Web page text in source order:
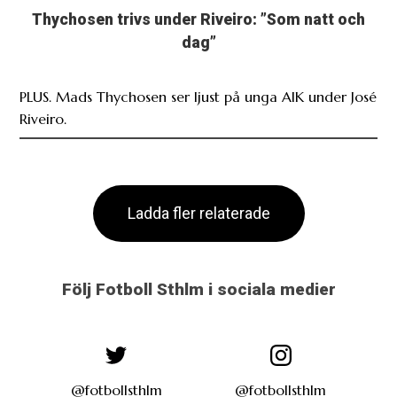
Thychosen trivs under Riveiro: ”Som natt och
dag”
PLUS. Mads Thychosen ser ljust på unga AIK under José
Riveiro.
Ladda fler relaterade
Följ Fotboll Sthlm i sociala medier
@fotbollsthlm @fotbollsthlm